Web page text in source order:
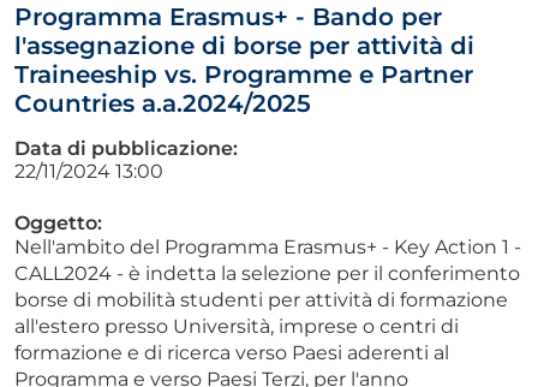
Programma Erasmus+ - Bando per
l'assegnazione di borse per attività di
Traineeship vs. Programme e Partner
Countries a.a.2024/2025
Data di pubblicazione:
22/11/2024 13:00
Oggetto:
Nell'ambito del Programma Erasmus+ - Key Action 1 -
CALL2024 - è indetta la selezione per il conferimento
borse di mobilità studenti per attività di formazione
all'estero presso Università, imprese o centri di
formazione e di ricerca verso Paesi aderenti al
Programma e verso Paesi Terzi, per l'anno